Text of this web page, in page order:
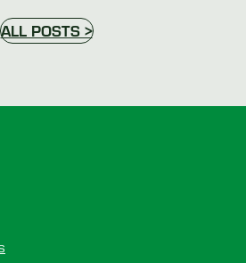
ALL POSTS >